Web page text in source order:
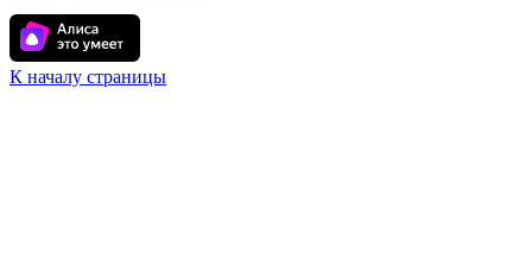
К началу страницы